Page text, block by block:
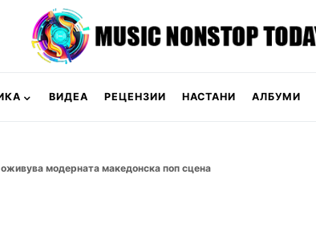
ВИДЕА РЕЦЕНЗИИ НАСТАНИ АЛБУМИ
модерната македонска поп сцена